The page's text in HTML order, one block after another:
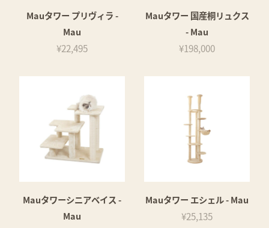
Mauタワー プリヴィラ -
Mau
¥22,495
Mauタワー 国産桐リュクス
- Mau
¥198,000
Mauタワーシニアベイス -
Mau
Mauタワー エシェル - Mau
¥25,135